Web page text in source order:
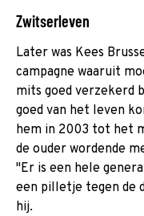
Zwitserleven
Later was Kees
campagne waaruit
mits goed verzekerd
goed van het leven
hem in 2003 tot het
de ouder wordende
"Er is een hele
een pilletje tegen de
hij.